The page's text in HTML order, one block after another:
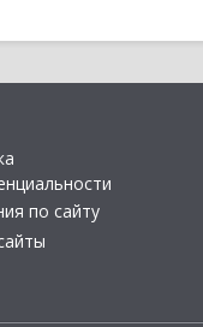
по сайту